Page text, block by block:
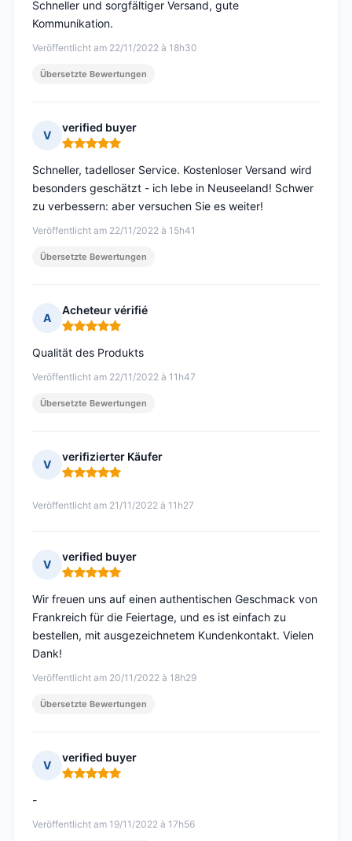
Veröffentlicht am 22/11/2022 à 18h30
Schneller und sorgfältiger Versand, gute
Kommunikation.
Übersetzte Bewertungen
V
verified buyer
Hinweis: 5 von 5
Veröffentlicht am 22/11/2022 à 15h41
Schneller, tadelloser Service. Kostenloser Versand wird
besonders geschätzt - ich lebe in Neuseeland! Schwer
zu verbessern: aber versuchen Sie es weiter!
Übersetzte Bewertungen
A
Acheteur vérifié
Hinweis: 5 von 5
Veröffentlicht am 22/11/2022 à 11h47
Qualität des Produkts
Übersetzte Bewertungen
V
verifizierter Käufer
Hinweis: 5 von 5
Veröffentlicht am 21/11/2022 à 11h27
V
verified buyer
Hinweis: 5 von 5
Veröffentlicht am 20/11/2022 à 18h29
Wir freuen uns auf einen authentischen Geschmack von
Frankreich für die Feiertage, und es ist einfach zu
bestellen, mit ausgezeichnetem Kundenkontakt. Vielen
Dank!
Übersetzte Bewertungen
V
verified buyer
Hinweis: 5 von 5
Veröffentlicht am 19/11/2022 à 17h56
-